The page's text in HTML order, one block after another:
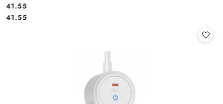
Cena:
41.55
Cena:
41.55